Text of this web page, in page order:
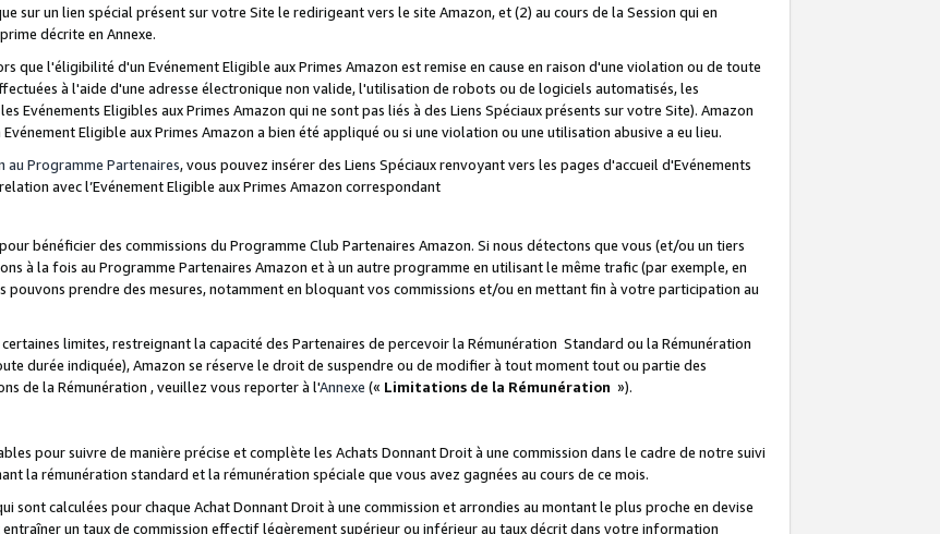
sur un lien spécial présent sur votre Site le redirigeant vers le site Amazon, et (2) au cours de la Session qui en
décrite en Annexe.
que l'éligibilité d'un Evénement Eligible aux Primes Amazon est remise en cause en raison d'une violation ou de toute
à l'aide d'une adresse électronique non valide, l'utilisation de robots ou de logiciels automatisés, les
Evénements Eligibles aux Primes Amazon qui ne sont pas liés à des Liens Spéciaux présents sur votre Site). Amazon
Eligible aux Primes Amazon a bien été appliqué ou si une violation ou une utilisation abusive a eu lieu.
au Programme Partenaires, vous pouvez insérer des Liens Spéciaux renvoyant vers les pages d'accueil d'Evénements
avec l’Evénement Eligible aux Primes Amazon correspondant
bénéficier des commissions du Programme Club Partenaires Amazon. Si nous détectons que vous (et/ou un tiers
à la fois au Programme Partenaires Amazon et à un autre programme en utilisant le même trafic (par exemple, en
prendre des mesures, notamment en bloquant vos commissions et/ou en mettant fin à votre participation au
limites, restreignant la capacité des Partenaires de percevoir la Rémunération Standard ou la Rémunération
durée indiquée), Amazon se réserve le droit de suspendre ou de modifier à tout moment tout ou partie des
de la Rémunération , veuillez vous reporter à l'Annexe (« Limitations de la Rémunération »).
pour suivre de manière précise et complète les Achats Donnant Droit à une commission dans le cadre de notre suivi
la rémunération standard et la rémunération spéciale que vous avez gagnées au cours de ce mois.
sont calculées pour chaque Achat Donnant Droit à une commission et arrondies au montant le plus proche en devise
un taux de commission effectif légèrement supérieur ou inférieur au taux décrit dans votre information